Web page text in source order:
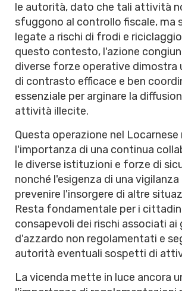
le autorità, dato che tali attività
sfuggono al controllo fiscale, ma
legate a rischi di frodi e
questo contesto, l'azione
diverse forze operative dimostra
di contrasto efficace e ben
essenziale per arginare la
attività illecite.
Questa operazione nel Locarnese
l'importanza di una continua
le diverse istituzioni e forze di
nonché l'esigenza di una
prevenire l'insorgere di altre
Resta fondamentale per i
consapevoli dei rischi associati ai
d'azzardo non regolamentati e
autorità eventuali sospetti di
La vicenda mette in luce ancora